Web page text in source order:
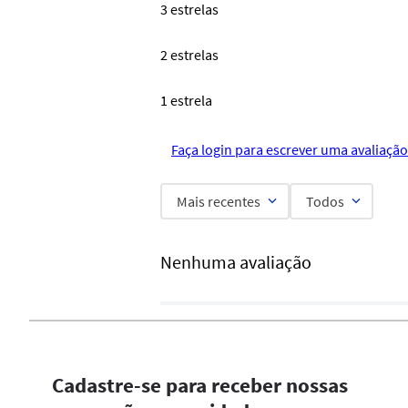
3 estrelas
2 estrelas
1 estrela
Faça login para escrever uma
Mais recentes Todos
Nenhuma avaliação
Cadastre-se para receber nossas